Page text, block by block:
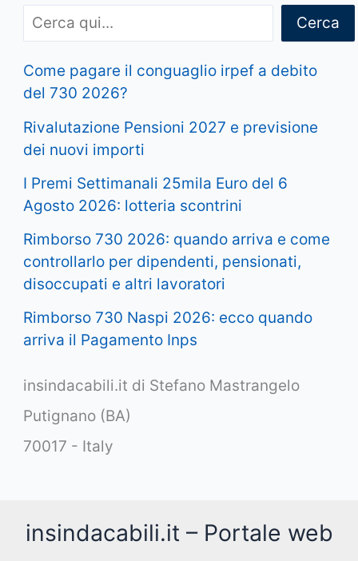
Cerca
Come pagare il conguaglio irpef a debito
del 730 2026?
Rivalutazione Pensioni 2027 e previsione
dei nuovi importi
I Premi Settimanali 25mila Euro del 6
Agosto 2026: lotteria scontrini
Rimborso 730 2026: quando arriva e come
controllarlo per dipendenti, pensionati,
disoccupati e altri lavoratori
Rimborso 730 Naspi 2026: ecco quando
arriva il Pagamento Inps
insindacabili.it di Stefano Mastrangelo
Putignano (BA)
70017 - Italy
insindacabili.it – Portale web